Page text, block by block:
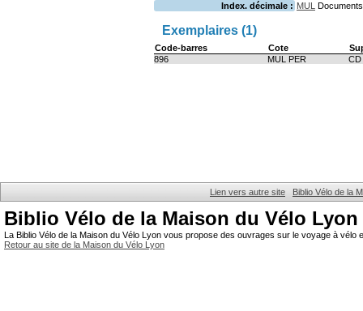
Index. décimale : MUL
Exemplaires (1)
Code-barres Cote
896
MUL PER CD
Lien vers autre site Biblio Vélo de la
Biblio Vélo de la Maison du Vélo Lyon
La Biblio Vélo de la Maison du Vélo Lyon vous propose des ouvrages sur le voyage à
Retour au site de la Maison du Vélo Lyon